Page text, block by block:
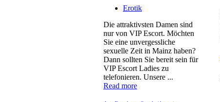
Erotik
Die attraktivsten Damen sind
nur von VIP Escort. Möchten
Sie eine unvergessliche
sexuelle Zeit in Mainz haben?
Dann sollten Sie bereit sein für
VIP Escort Ladies zu
telefonieren. Unsere ...
Read more